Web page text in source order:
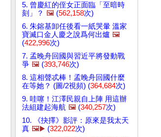
5. 曾慶紅的侄女正面臨「至暗時
刻」？ 🖼️ (562,158次)
6. 朱鎔基卸任後看一紙哭暈 溫家
寶滅口金人慶之說爲何出爐 🖼️
(422,996次)
7. 孟晚舟回國與習近平將發動戰
爭 🖼️ (393,746次)
8. 這相聲忒棒！孟晚舟回國什麼
在等她？ (圖/2視頻) (364,684次)
9. 哇噻！江澤民親自上陣 用這辦
法組建起海航 🖼️ (340,257次)
10. 《抉擇》影評：原來是我太天
真 🖼️▶️ (322,022次)